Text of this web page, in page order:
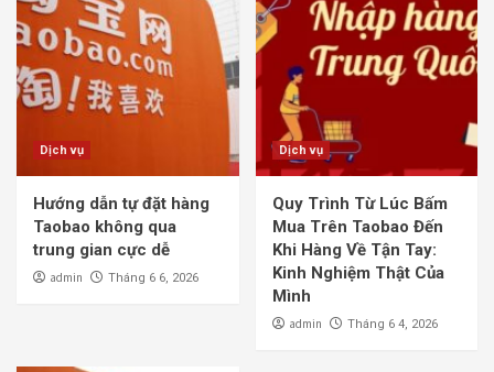
Dịch vụ
Hướng dẫn tự đặt hàng
Taobao không qua
trung gian cực dễ
admin Tháng 6 6, 2026
Dịch vụ
Quy Trình Từ Lúc Bấm
Mua Trên Taobao Đến
Khi Hàng Về Tận Tay:
Kinh Nghiệm Thật Của
Mình
admin Tháng 6 4, 2026